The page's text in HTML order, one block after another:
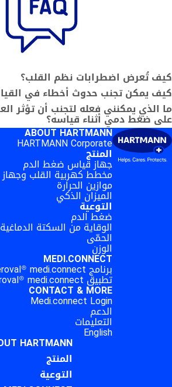
تُعرض اضطرابات نظم القلب؟
يمكن تجنب حدوث أخطاء في
الذي يمكنني فعله لتجنب أن تؤثر
ضغط دمي أثناء قياسه؟
ABOUT HARTMANN
HARTMANN Corporate
المنتج
جهاز قياس ضغط الدم
مخطط كهربية القلب
موازين الحرارة
الميزان الذكي
التوعية
ضغط الدم
الوقاية من السكتة الدماغية
الحمّى
الوزن
MEDI.CONNECT
برنامج Veroval® medi.connect
تطبيق Veroval® medi.connect
CONTACT & MORE
Medi.connect Login
الدعم
التعليمات
English
HARTMANN
المنتج
التوعية